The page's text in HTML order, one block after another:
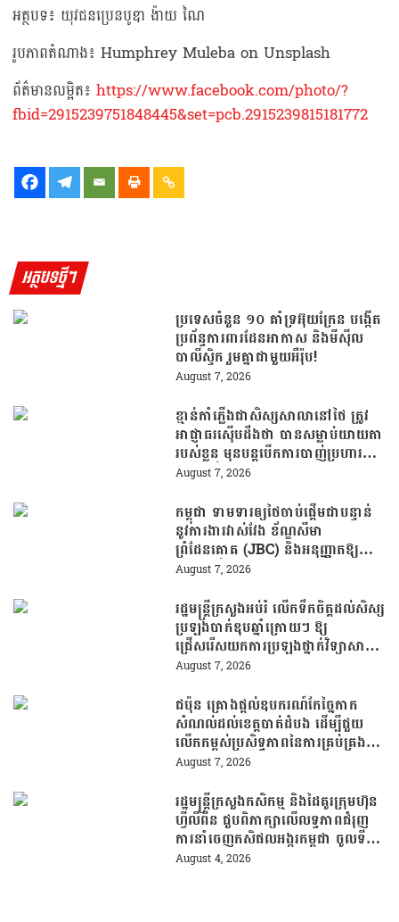
អត្ថបទ៖ យុវជនប្រេនបូឌា ង៉ាយ ណៃ
រូបភាពតំណាង៖ Humphrey Muleba on Unsplash
ព័ត៌មានលម្អិត៖​ https://www.facebook.com/photo/?
fbid=2915239751848445&set=pcb.2915239815181772
អត្ថបទថ្មីៗ
ប្រទេសចំនួន ១០ គាំទ្រអ៊ុយក្រែន បង្កើត
ប្រព័ន្ធការពារដែនអាកាស និងមីស៊ីល
បាលីស្ទិក រួមគ្នាជាមួយអឺរ៉ុប!
August 7, 2026
ខ្មាន់កាំភ្លើងជាសិស្សសាលានៅថៃ ត្រូវ
អាជ្ញាធរស៊ើបដឹងថា បានសម្លាប់យាយតា
របស់ខ្លួន មុនបន្តបើកការបាញ់ប្រហារនៅ
សាលារៀន
August 7, 2026
កម្ពុជា ទាមទារឲ្យថៃចាប់ផ្តើមជាបន្ទាន់
នូវការងារវាស់វែង ខ័ណ្ឌសីមា
ព្រំដែនគោគ (JBC) និងអនុញ្ញាតឱ្យ
ពលរដ្ឋភៀសសឹកវិលទៅលំនៅឋានវិញ
August 7, 2026
រដ្ឋមន្រ្តីក្រសួងអប់រំ លើកទឹកចិត្តដល់សិស្ស
ប្រឡងបាក់ឌុបឆ្នាំក្រោយៗ ឱ្យ
ជ្រើសរើសយកការប្រឡងថ្នាក់វិទ្យាសាស្ត្រ
ដើម្បីឆ្លើយតបទៅនឹងតម្រូវការធនធាន
August 7, 2026
ជប៉ុន គ្រោងផ្តល់ឧបករណ៍កែច្នៃកាក
សំណល់ដល់ខេត្តបាត់ដំបង ដើម្បីជួយ
លើកកម្ពស់ប្រសិទ្ធភាពនៃការគ្រប់គ្រង
សំណល់
August 7, 2026
រដ្ឋមន្រ្តីក្រសួងកសិកម្ម និងដៃគូរក្រុមហ៊ុន
ហ្វីលីពីន ជួបពិភាក្សាលើលទ្ធភាពជំរុញ
ការនាំចេញកសិផលអង្ករកម្ពុជា ចូលទី
ផ្សារហ្វីលីពីន
August 4, 2026